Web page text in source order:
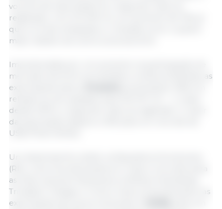
volume de exportação foi o segundo maior já
registrado, com 214.429 mt, um aumento de 12%, já
que a Coreia ultrapassou o Canadá como o quarto
maior destino de carne suína dos EUA.
Impulsionadas por um aumento na participação de
mercado dos EUA na Austrália e na Nova Zelândia, as
exportações para a
relação ao ano passado para 102.747 mt — o maior
desde 2019 e o segundo maior já registrado. O valor
da exportação disparou 32% para um recorde de
US$ 374,8 milhões.
Um desempenho sólido na República Dominicana
(RD), uma nova demanda em Cuba e recordes para
as Ilhas Leeward-Windward, Antilhas Holandesas,
Trinidad e Tobago e Turks e Caicos impulsionaram as
exportações de carne suína para o